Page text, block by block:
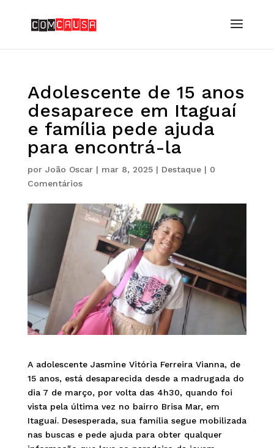
Adolescente de 15 anos
desaparece em Itaguaí
e família pede ajuda
para encontrá-la
por João Oscar| mar 8, 2025| Destaque| 0
Comentários
A adolescente Jasmine Vitória Ferreira Vianna, de
15 anos, está desaparecida desde a madrugada do
dia 7 de março, por volta das 4h30, quando foi
vista pela última vez no bairro Brisa Mar, em
Itaguaí. Desesperada, sua família segue mobilizada
nas buscas e pede ajuda para obter qualquer